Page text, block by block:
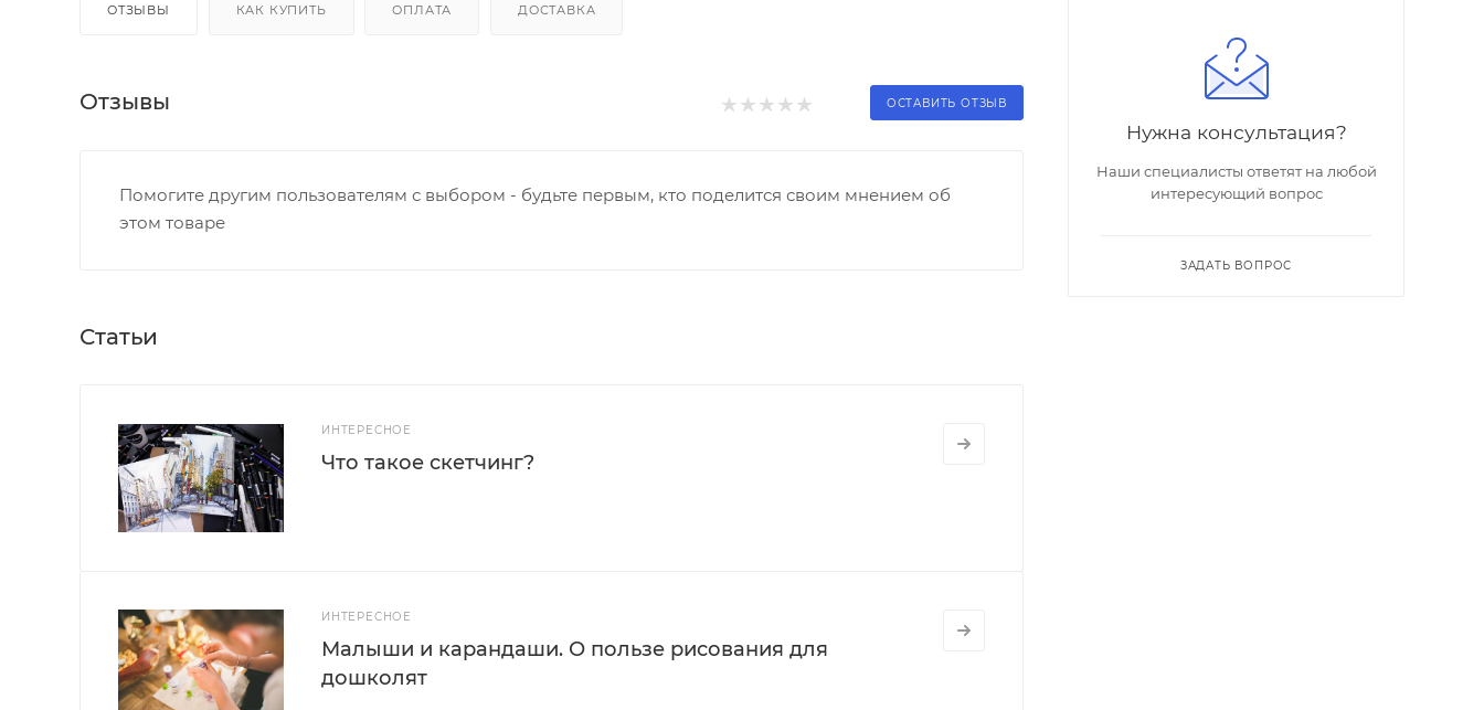
ОТЗЫВЫ КАК КУПИТЬ ОПЛАТА ДОСТАВКА
Отзывы ОСТАВИТЬ ОТЗЫВ
Помогите другим пользователям с выбором - будьте первым, кто поделится своим мнением об
этом товаре
Статьи
ИНТЕРЕСНОЕ
Что такое скетчинг?
ИНТЕРЕСНОЕ
Малыши и карандаши. О пользе рисования для
дошколят
Нужна консультация?
Наши специалисты ответят на любой
интересующий вопрос
ЗАДАТЬ ВОПРОС